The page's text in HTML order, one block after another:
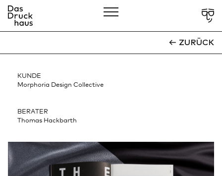
CLOSE
Über Uns
Leistungen
Verantwortung
ZURÜCK
KUNDE
Morphoria Design Collective
BERATER
Thomas Hackbarth